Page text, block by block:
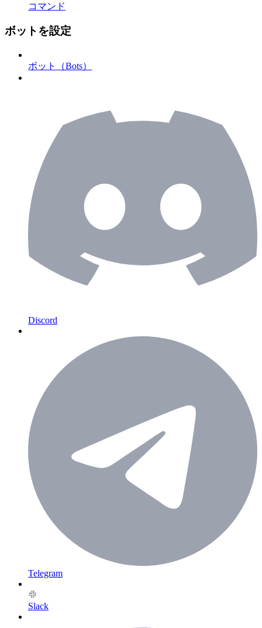
コマンド
ボットを設定
ボット（Bots）
Discord
Telegram
Slack